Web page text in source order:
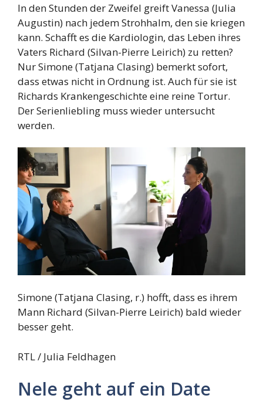
In den Stunden der Zweifel greift Vanessa (Julia
Augustin) nach jedem Strohhalm, den sie kriegen
kann. Schafft es die Kardiologin, das Leben ihres
Vaters Richard (Silvan-Pierre Leirich) zu retten?
Nur Simone (Tatjana Clasing) bemerkt sofort,
dass etwas nicht in Ordnung ist. Auch für sie ist
Richards Krankengeschichte eine reine Tortur.
Der Serienliebling muss wieder untersucht
werden.
Simone (Tatjana Clasing, r.) hofft, dass es ihrem
Mann Richard (Silvan-Pierre Leirich) bald wieder
besser geht.
RTL / Julia Feldhagen
Nele geht auf ein Date